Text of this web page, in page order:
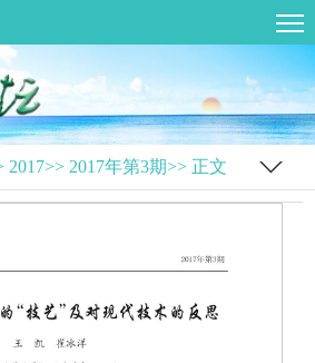
2017>> 2017年第3期>> 正文